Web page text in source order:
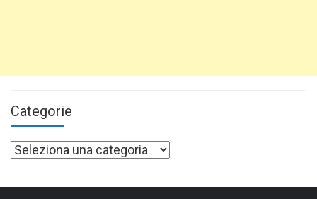
Categorie
Categorie